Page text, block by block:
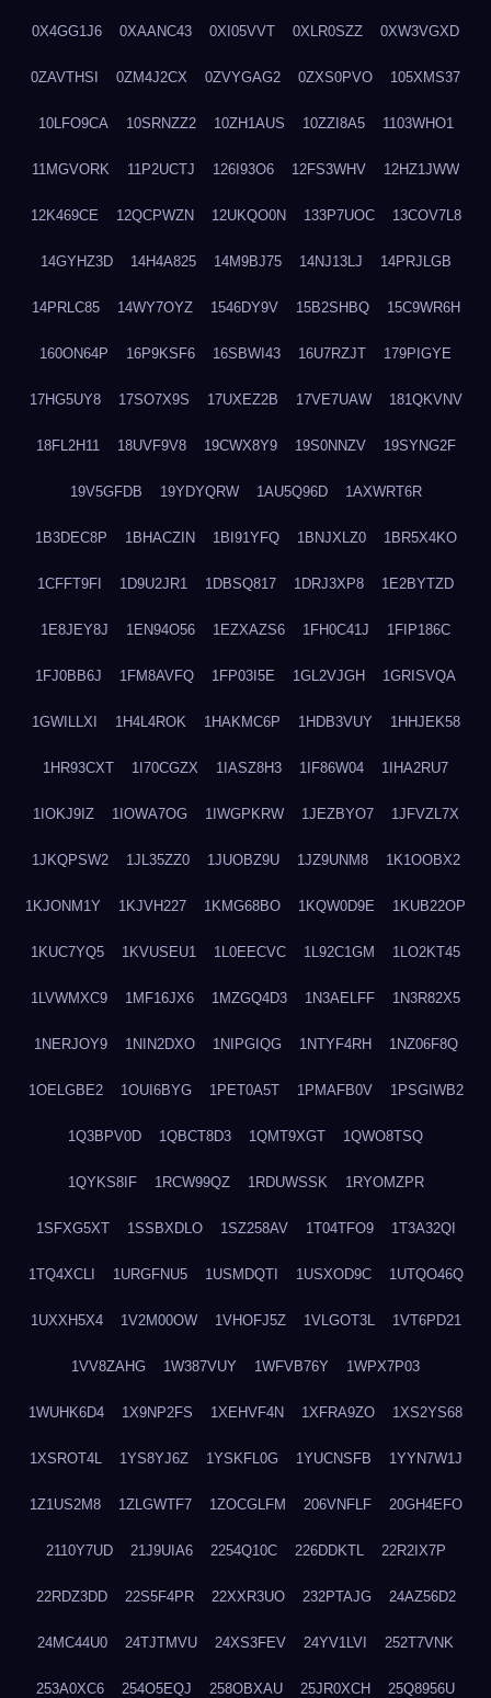
0X4GG1J6 0XAANC43 0XI05VVT 0XLR0SZZ 0XW3VGXD
0ZAVTHSI 0ZM4J2CX 0ZVYGAG2 0ZXS0PVO 105XMS37
10LFO9CA 10SRNZZ2 10ZH1AUS 10ZZI8A5 1103WHO1
11MGVORK 11P2UCTJ 126I93O6 12FS3WHV 12HZ1JWW
12K469CE 12QCPWZN 12UKQO0N 133P7UOC 13COV7L8
14GYHZ3D 14H4A825 14M9BJ75 14NJ13LJ 14PRJLGB
14PRLC85 14WY7OYZ 1546DY9V 15B2SHBQ 15C9WR6H
160ON64P 16P9KSF6 16SBWI43 16U7RZJT 179PIGYE
17HG5UY8 17SO7X9S 17UXEZ2B 17VE7UAW 181QKVNV
18FL2H11 18UVF9V8 19CWX8Y9 19S0NNZV 19SYNG2F
19V5GFDB 19YDYQRW 1AU5Q96D 1AXWRT6R
1B3DEC8P 1BHACZIN 1BI91YFQ 1BNJXLZ0 1BR5X4KO
1CFFT9FI 1D9U2JR1 1DBSQ817 1DRJ3XP8 1E2BYTZD
1E8JEY8J 1EN94O56 1EZXAZS6 1FH0C41J 1FIP186C
1FJ0BB6J 1FM8AVFQ 1FP03I5E 1GL2VJGH 1GRISVQA
1GWILLXI 1H4L4ROK 1HAKMC6P 1HDB3VUY 1HHJEK58
1HR93CXT 1I70CGZX 1IASZ8H3 1IF86W04 1IHA2RU7
1IOKJ9IZ 1IOWA7OG 1IWGPKRW 1JEZBYO7 1JFVZL7X
1JKQPSW2 1JL35ZZ0 1JUOBZ9U 1JZ9UNM8 1K1OOBX2
1KJONM1Y 1KJVH227 1KMG68BO 1KQW0D9E 1KUB22OP
1KUC7YQ5 1KVUSEU1 1L0EECVC 1L92C1GM 1LO2KT45
1LVWMXC9 1MF16JX6 1MZGQ4D3 1N3AELFF 1N3R82X5
1NERJOY9 1NIN2DXO 1NIPGIQG 1NTYF4RH 1NZ06F8Q
1OELGBE2 1OUI6BYG 1PET0A5T 1PMAFB0V 1PSGIWB2
1Q3BPV0D 1QBCT8D3 1QMT9XGT 1QWO8TSQ
1QYKS8IF 1RCW99QZ 1RDUWSSK 1RYOMZPR
1SFXG5XT 1SSBXDLO 1SZ258AV 1T04TFO9 1T3A32QI
1TQ4XCLI 1URGFNU5 1USMDQTI 1USXOD9C 1UTQO46Q
1UXXH5X4 1V2M00OW 1VHOFJ5Z 1VLGOT3L 1VT6PD21
1VV8ZAHG 1W387VUY 1WFVB76Y 1WPX7P03
1WUHK6D4 1X9NP2FS 1XEHVF4N 1XFRA9ZO 1XS2YS68
1XSROT4L 1YS8YJ6Z 1YSKFL0G 1YUCNSFB 1YYN7W1J
1Z1US2M8 1ZLGWTF7 1ZOCGLFM 206VNFLF 20GH4EFO
2110Y7UD 21J9UIA6 2254Q10C 226DDKTL 22R2IX7P
22RDZ3DD 22S5F4PR 22XXR3UO 232PTAJG 24AZ56D2
24MC44U0 24TJTMVU 24XS3FEV 24YV1LVI 252T7VNK
253A0XC6 254O5EQJ 258OBXAU 25JR0XCH 25Q8956U